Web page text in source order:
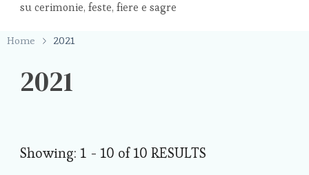
su cerimonie, feste, fiere e sagre
Home 2021
2021
Showing: 1 - 10 of 10 RESULTS